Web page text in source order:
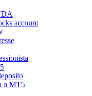
account
o MT5